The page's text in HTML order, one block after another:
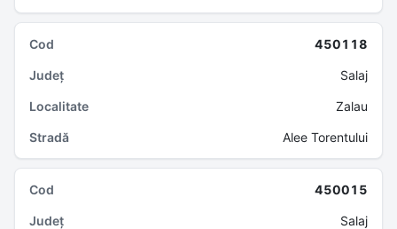
450118
Salaj
Zalau
Alee Torentului
450015
Salaj